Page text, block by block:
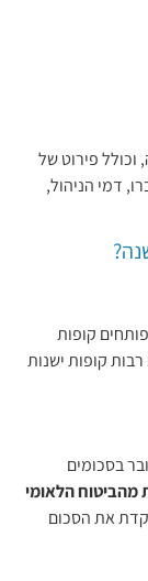
פירוט של
דמי הניהול,
קופות
קופות ישנות
בסכומים
הלאומי
את הסכום